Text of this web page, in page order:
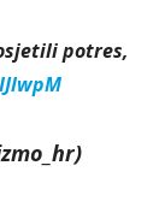
potres,